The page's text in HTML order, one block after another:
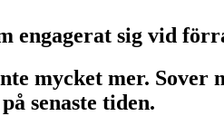
engagerat sig vid
mycket mer.
senaste tiden.